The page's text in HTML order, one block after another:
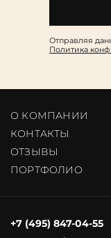
Отправляя
Политика
О КОМПАНИИ
КОНТАКТЫ
ОТЗЫВЫ
ПОРТФОЛИО
+7 (495) 847-04-55